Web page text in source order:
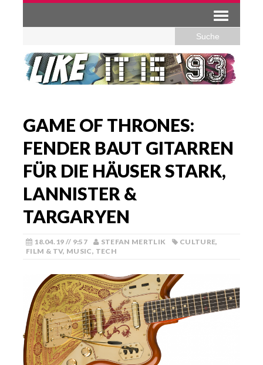
GAME OF THRONES:
FENDER BAUT GITARREN
FÜR DIE HÄUSER STARK,
LANNISTER &
TARGARYEN
18.04.19 // 9:57 STEFAN MERTLIK CULTURE,
FILM & TV, MUSIC, TECH